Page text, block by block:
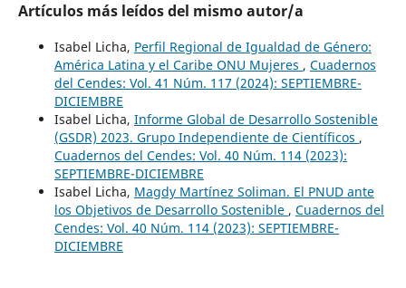
Artículos más leídos del mismo autor/a
Isabel Licha, Perfil Regional de Igualdad de Género:
América Latina y el Caribe ONU Mujeres , Cuadernos
del Cendes: Vol. 41 Núm. 117 (2024): SEPTIEMBRE-
DICIEMBRE
Isabel Licha, Informe Global de Desarrollo Sostenible
(GSDR) 2023. Grupo Independiente de Científicos ,
Cuadernos del Cendes: Vol. 40 Núm. 114 (2023):
SEPTIEMBRE-DICIEMBRE
Isabel Licha, Magdy Martínez Soliman. El PNUD ante
los Objetivos de Desarrollo Sostenible , Cuadernos del
Cendes: Vol. 40 Núm. 114 (2023): SEPTIEMBRE-
DICIEMBRE